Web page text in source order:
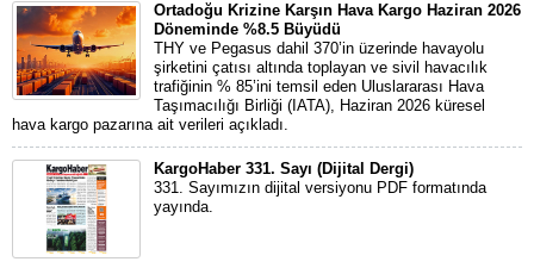
Ortadoğu Krizine Karşın Hava Kargo Haziran 2026
Döneminde %8.5 Büyüdü
THY ve Pegasus dahil 370’in üzerinde havayolu
şirketini çatısı altında toplayan ve sivil havacılık
trafiğinin % 85’ini temsil eden Uluslararası Hava
Taşımacılığı Birliği (IATA), Haziran 2026 küresel
hava kargo pazarına ait verileri açıkladı.
KargoHaber 331. Sayı (Dijital Dergi)
331. Sayımızın dijital versiyonu PDF formatında
yayında.